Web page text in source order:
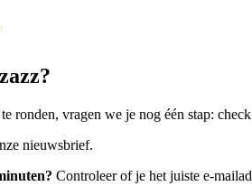
ronden, vragen we je nog één stap:
nieuwsbrief.
Controleer of je het juiste e-